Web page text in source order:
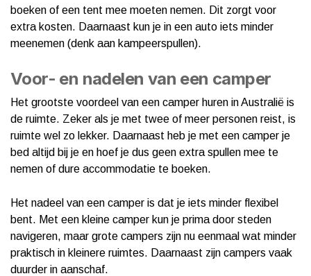
boeken of een tent mee moeten nemen. Dit zorgt voor
extra kosten. Daarnaast kun je in een auto iets minder
meenemen (denk aan kampeerspullen).
Voor- en nadelen van een camper
Het grootste voordeel van een camper huren in Australië is
de ruimte. Zeker als je met twee of meer personen reist, is
ruimte wel zo lekker. Daarnaast heb je met een camper je
bed altijd bij je en hoef je dus geen extra spullen mee te
nemen of dure accommodatie te boeken.
Het nadeel van een camper is dat je iets minder flexibel
bent. Met een kleine camper kun je prima door steden
navigeren, maar grote campers zijn nu eenmaal wat minder
praktisch in kleinere ruimtes. Daarnaast zijn campers vaak
duurder in aanschaf.